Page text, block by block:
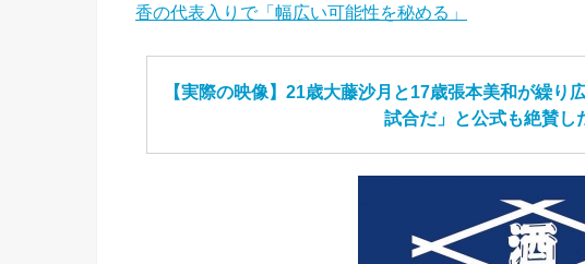
香の代表入りで「幅広い可能性を秘める」
【実際の映像】21歳大藤沙月と17歳張本美和が繰
試合だ」と公式も絶賛し